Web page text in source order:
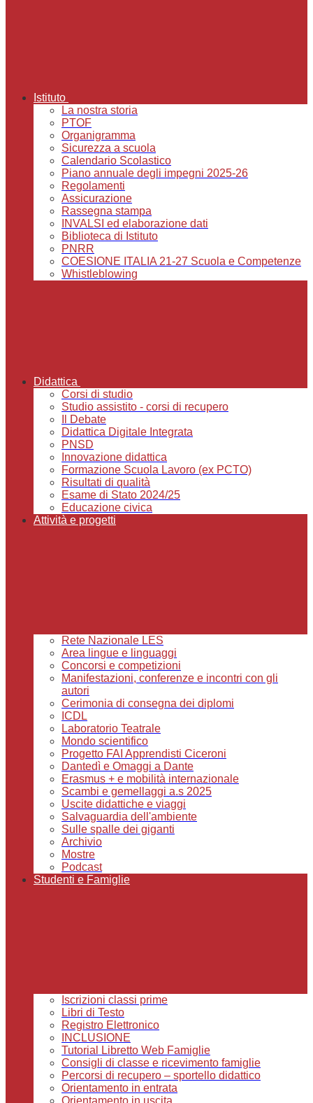
Istituto
La nostra storia
PTOF
Organigramma
Sicurezza a scuola
Calendario Scolastico
Piano annuale degli impegni 2025-26
Regolamenti
Assicurazione
Rassegna stampa
INVALSI ed elaborazione dati
Biblioteca di Istituto
PNRR
COESIONE ITALIA 21-27 Scuola e Competenze
Whistleblowing
Didattica
Corsi di studio
Studio assistito - corsi di recupero
Il Debate
Didattica Digitale Integrata
PNSD
Innovazione didattica
Formazione Scuola Lavoro (ex PCTO)
Risultati di qualità
Esame di Stato 2024/25
Educazione civica
Attività e progetti
Rete Nazionale LES
Area lingue e linguaggi
Concorsi e competizioni
Manifestazioni, conferenze e incontri con gli
autori
Cerimonia di consegna dei diplomi
ICDL
Laboratorio Teatrale
Mondo scientifico
Progetto FAI Apprendisti Ciceroni
Dantedì e Omaggi a Dante
Erasmus + e mobilità internazionale
Scambi e gemellaggi a.s 2025
Uscite didattiche e viaggi
Salvaguardia dell'ambiente
Sulle spalle dei giganti
Archivio
Mostre
Podcast
Studenti e Famiglie
Iscrizioni classi prime
Libri di Testo
Registro Elettronico
INCLUSIONE
Tutorial Libretto Web Famiglie
Consigli di classe e ricevimento famiglie
Percorsi di recupero – sportello didattico
Orientamento in entrata